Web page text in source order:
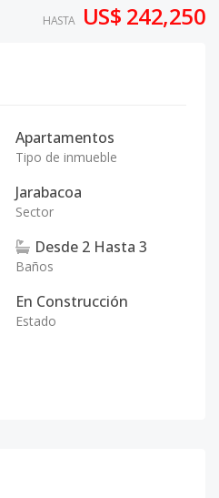
HASTA US$ 242,250
Apartamentos
Tipo de inmueble
Jarabacoa
Sector
Desde 2 Hasta 3
Baños
En Construcción
Estado